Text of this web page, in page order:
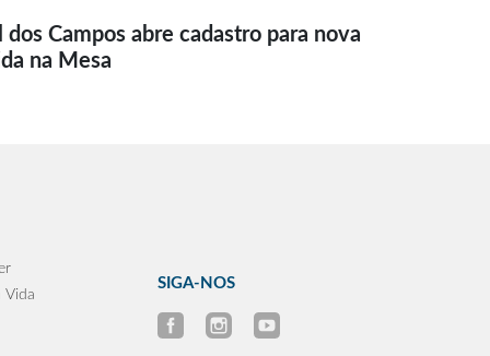
Campos abre cadastro para nova
na Mesa
Vida
SIGA-NOS